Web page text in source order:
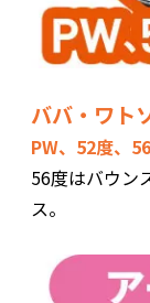
ババ・ワト
PW、52度、
56度はバウン
ス。